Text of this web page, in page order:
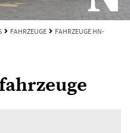
FAHRZEUGE
FAHRZEUGE HN-